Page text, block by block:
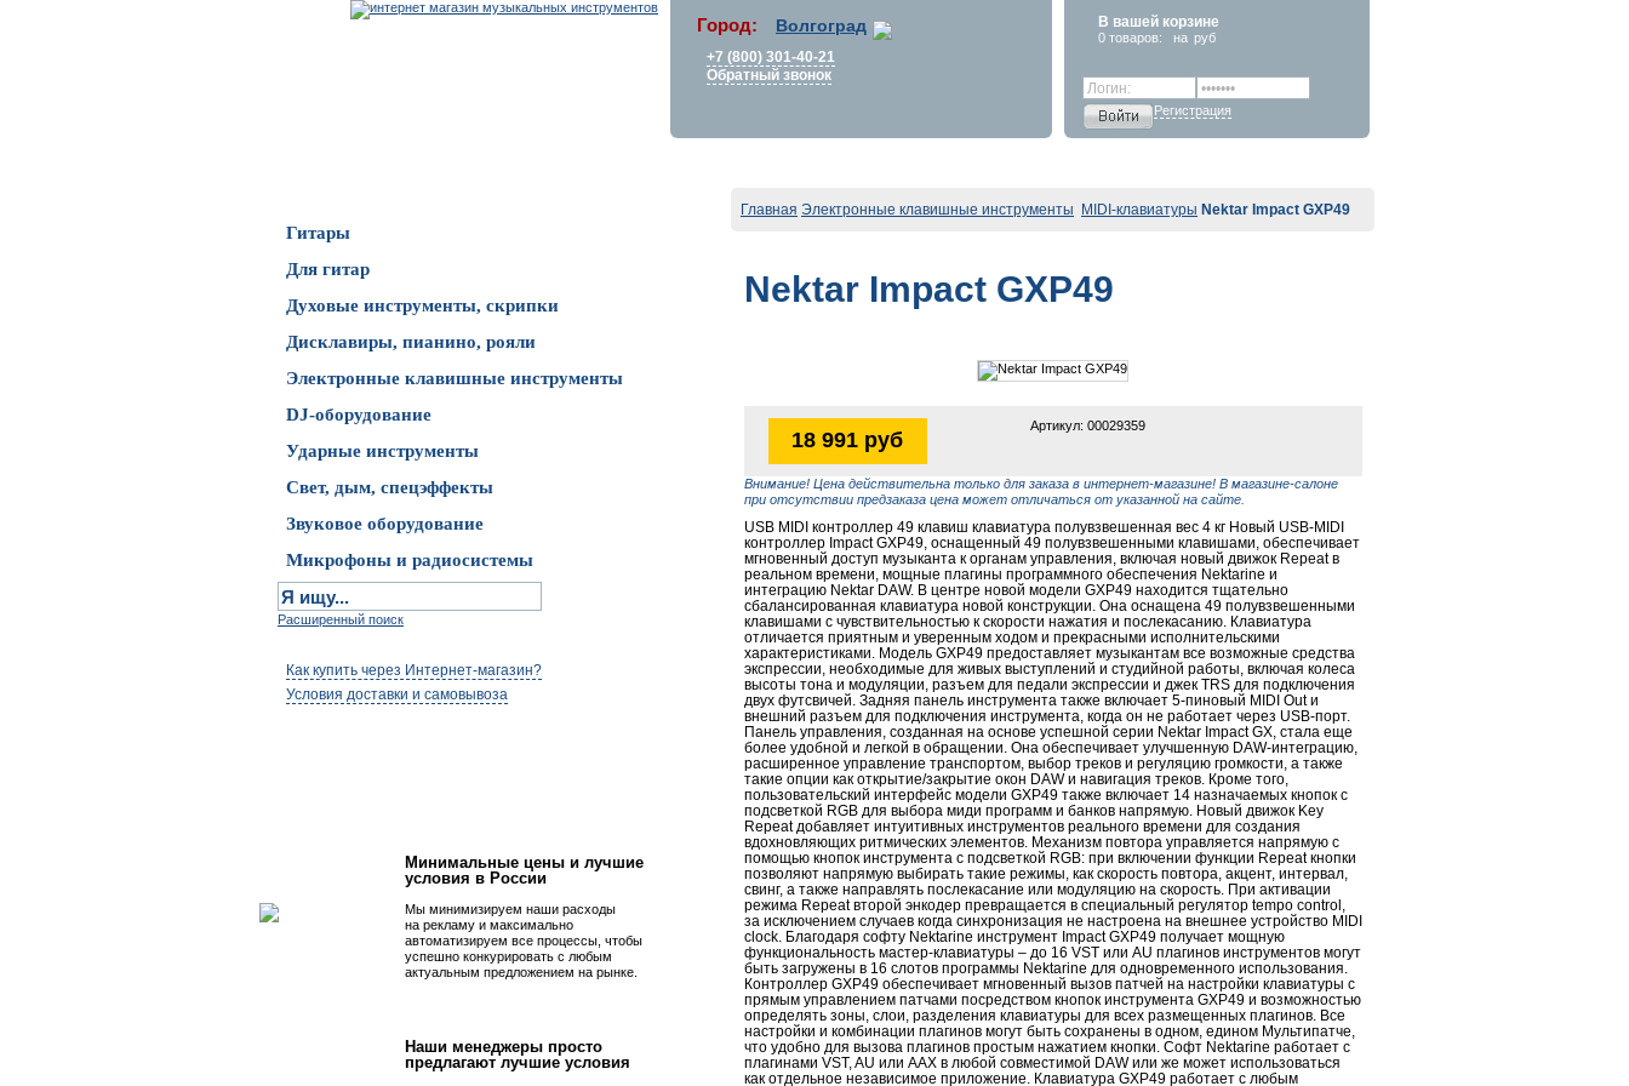
Город: Волгоград
+7 (800) 301-40-21
Обратный звонок
В вашей корзине
0 товаров: на руб
Регистрация
Гитары
Для гитар
Духовые инструменты, скрипки
Дисклавиры, пианино, рояли
Электронные клавишные инструменты
DJ-оборудование
Ударные инструменты
Свет, дым, спецэффекты
Звуковое оборудование
Микрофоны и радиосистемы
Расширенный поиск
Как купить через Интернет-магазин?
Условия доставки и самовывоза
Минимальные цены и лучшие
условия в России
Мы минимизируем наши расходы
на рекламу и максимально
автоматизируем все процессы, чтобы
успешно конкурировать с любым
актуальным предложением на рынке.
Наши менеджеры просто
предлагают лучшие условия
Главная Электронные клавишные инструменты MIDI-клавиатуры Nektar Impact GXP49
Nektar Impact GXP49
18 991 руб
Артикул: 00029359
Внимание! Цена действительна только для заказа в интернет-магазине! В магазине-салоне
при отсутствии предзаказа цена может отличаться от указанной на сайте.
USB MIDI контроллер 49 клавиш клавиатура полувзвешенная вес 4 кг Новый USB-MIDI
контроллер Impact GXP49, оснащенный 49 полувзвешенными клавишами, обеспечивает
мгновенный доступ музыканта к органам управления, включая новый движок Repeat в
реальном времени, мощные плагины программного обеспечения Nektarine и
интеграцию Nektar DAW. В центре новой модели GXP49 находится тщательно
сбалансированная клавиатура новой конструкции. Она оснащена 49 полувзвешенными
клавишами с чувствительностью к скорости нажатия и послекасанию. Клавиатура
отличается приятным и уверенным ходом и прекрасными исполнительскими
характеристиками. Модель GXP49 предоставляет музыкантам все возможные средства
экспрессии, необходимые для живых выступлений и студийной работы, включая колеса
высоты тона и модуляции, разъем для педали экспрессии и джек TRS для подключения
двух футсвичей. Задняя панель инструмента также включает 5-пиновый MIDI Out и
внешний разъем для подключения инструмента, когда он не работает через USB-порт.
Панель управления, созданная на основе успешной серии Nektar Impact GX, стала еще
более удобной и легкой в обращении. Она обеспечивает улучшенную DAW-интеграцию,
расширенное управление транспортом, выбор треков и регуляцию громкости, а также
такие опции как открытие/закрытие окон DAW и навигация треков. Кроме того,
пользовательский интерфейс модели GXP49 также включает 14 назначаемых кнопок с
подсветкой RGB для выбора миди программ и банков напрямую. Новый движок Key
Repeat добавляет интуитивных инструментов реального времени для создания
вдохновляющих ритмических элементов. Механизм повтора управляется напрямую с
помощью кнопок инструмента с подсветкой RGB: при включении функции Repeat кнопки
позволяют напрямую выбирать такие режимы, как скорость повтора, акцент, интервал,
свинг, а также направлять послекасание или модуляцию на скорость. При активации
режима Repeat второй энкодер превращается в специальный регулятор tempo control,
за исключением случаев когда синхронизация не настроена на внешнее устройство MIDI
clock. Благодаря софту Nektarine инструмент Impact GXP49 получает мощную
функциональность мастер-клавиатуры – до 16 VST или AU плагинов инструментов могут
быть загружены в 16 слотов программы Nektarine для одновременного использования.
Контроллер GXP49 обеспечивает мгновенный вызов патчей на настройки клавиатуры с
прямым управлением патчами посредством кнопок инструмента GXP49 и возможностью
определять зоны, слои, разделения клавиатуры для всех размещенных плагинов. Все
настройки и комбинации плагинов могут быть сохранены в одном, едином Мультипатче,
что удобно для вызова плагинов простым нажатием кнопки. Софт Nektarine работает с
плагинами VST, AU или AAX в любой совместимой DAW или же может использоваться
как отдельное независимое приложение. Клавиатура GXP49 работает с любым